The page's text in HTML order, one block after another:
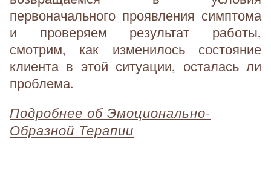
первоначального проявления симптома
и проверяем результат работы,
смотрим, как изменилось состояние
клиента в этой ситуации, осталась ли
проблема.
Подробнее об Эмоционально-
Образной Терапии